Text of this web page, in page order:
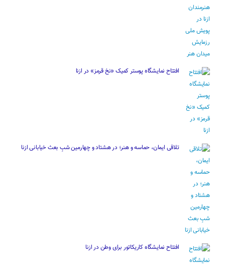
افتتاح نمایشگاه پوستر کمیک «نخ قرمز» در ازنا
تلاقی ایمان، حماسه و هنر؛ در هشتاد و چهارمین شبِ بعث خیابانی ازنا
افتتاح نمایشگاه کاریکاتور برای وطن در ازنا